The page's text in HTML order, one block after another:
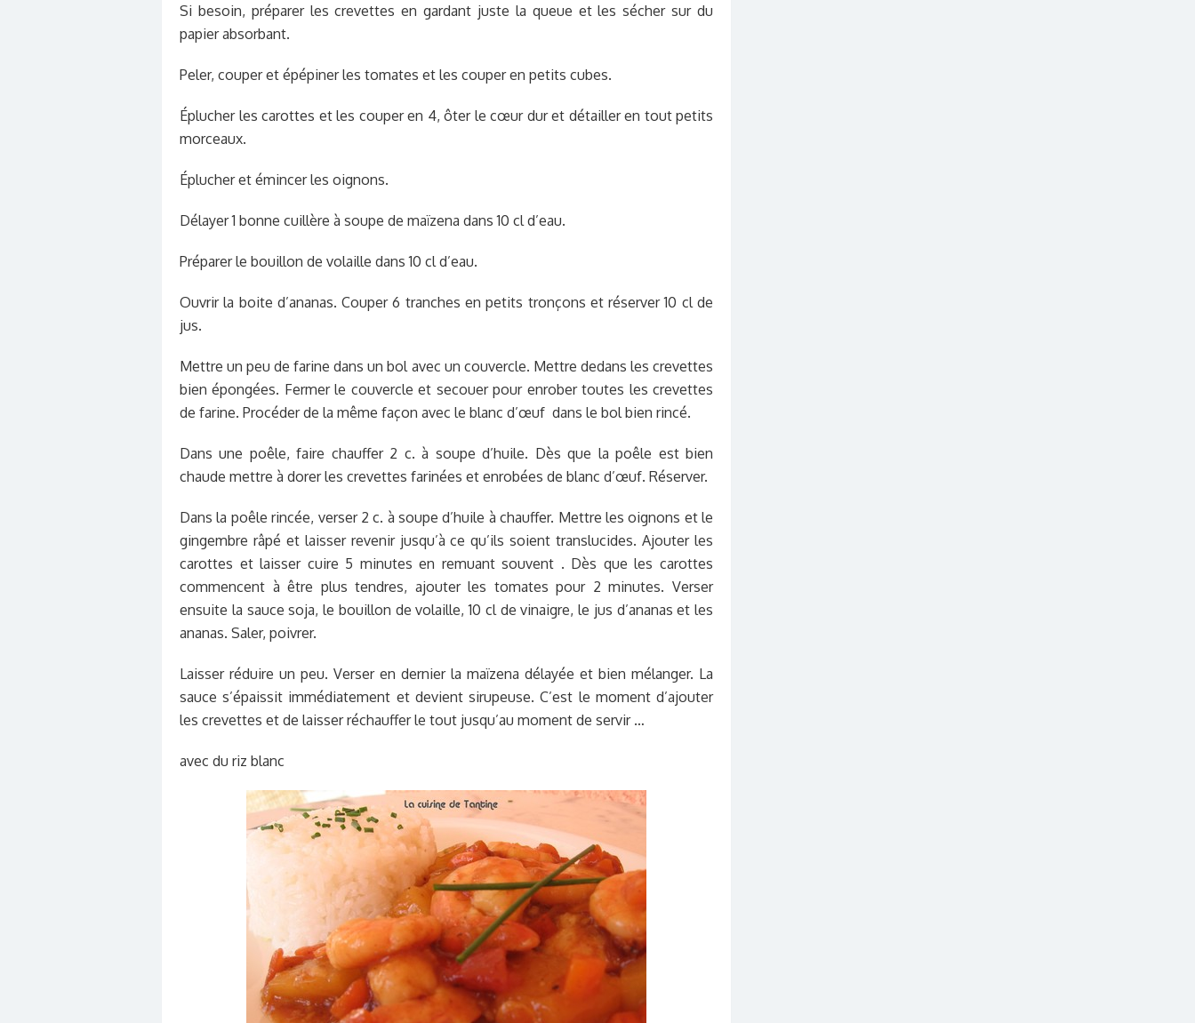
Si besoin, préparer les crevettes en gardant juste la queue et les sécher sur du
papier absorbant.
Peler, couper et épépiner les tomates et les couper en petits cubes.
Éplucher les carottes et les couper en 4, ôter le cœur dur et détailler en tout petits
morceaux.
Éplucher et émincer les oignons.
Délayer 1 bonne cuillère à soupe de maïzena dans 10 cl d’eau.
Préparer le bouillon de volaille dans 10 cl d’eau.
Ouvrir la boite d’ananas. Couper 6 tranches en petits tronçons et réserver 10 cl de
jus.
Mettre un peu de farine dans un bol avec un couvercle. Mettre dedans les crevettes
bien épongées. Fermer le couvercle et secouer pour enrober toutes les crevettes
de farine. Procéder de la même façon avec le blanc d’œuf dans le bol bien rincé.
Dans une poêle, faire chauffer 2 c. à soupe d’huile. Dès que la poêle est bien
chaude mettre à dorer les crevettes farinées et enrobées de blanc d’œuf. Réserver.
Dans la poêle rincée, verser 2 c. à soupe d’huile à chauffer. Mettre les oignons et le
gingembre râpé et laisser revenir jusqu’à ce qu’ils soient translucides. Ajouter les
carottes et laisser cuire 5 minutes en remuant souvent . Dès que les carottes
commencent à être plus tendres, ajouter les tomates pour 2 minutes. Verser
ensuite la sauce soja, le bouillon de volaille, 10 cl de vinaigre, le jus d’ananas et les
ananas. Saler, poivrer.
Laisser réduire un peu. Verser en dernier la maïzena délayée et bien mélanger. La
sauce s’épaissit immédiatement et devient sirupeuse. C’est le moment d’ajouter
les crevettes et de laisser réchauffer le tout jusqu’au moment de servir …
avec du riz blanc